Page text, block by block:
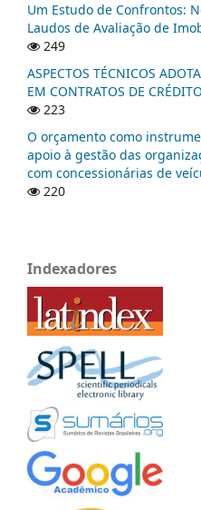
Um Estudo de Confrontos:
Laudos de Avaliação de
249
ASPECTOS TÉCNICOS
EM CONTRATOS DE
223
O orçamento como
apoio à gestão das
com concessionárias de
220
Indexadores